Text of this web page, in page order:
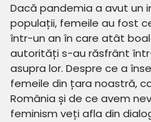
Dacă pandemia a avut un
populații, femeile au fost
într-un an în care atât
autorități s-au răsfrânt
asupra lor. Despre ce a
femeile din țara noastră,
România și de ce avem
feminism veți afla din